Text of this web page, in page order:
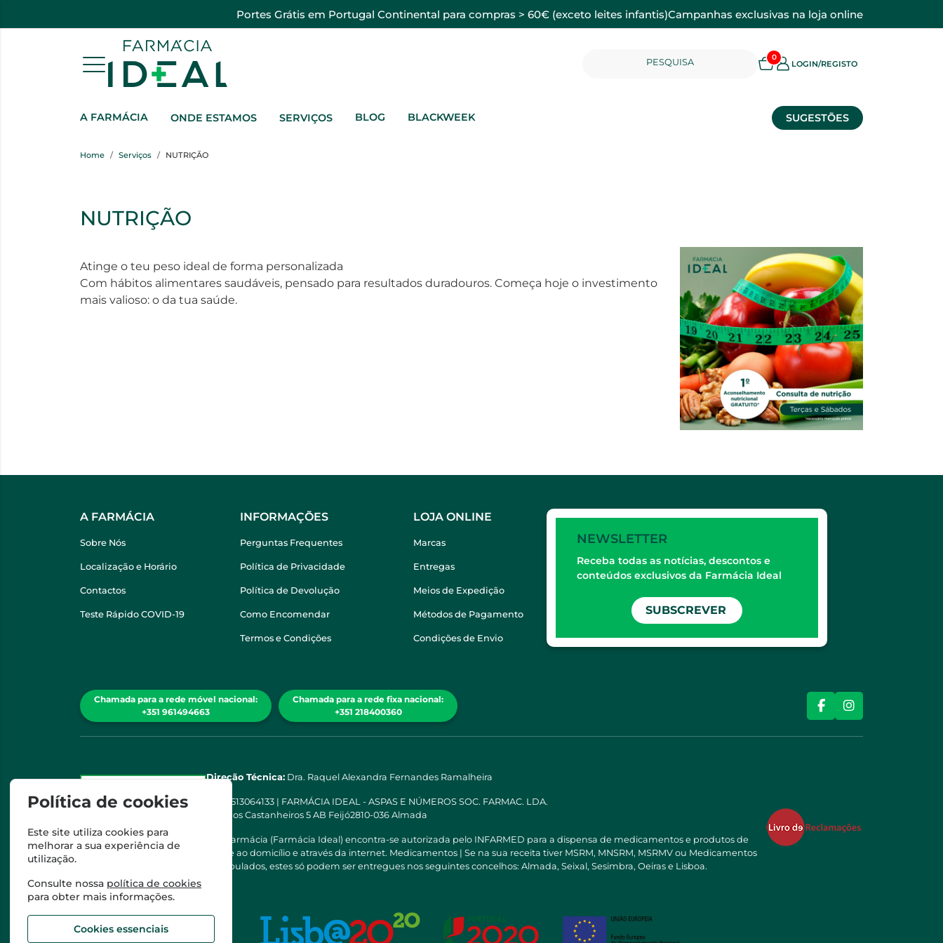
Portes Grátis em Portugal Continental para compras > 60€ (exceto leites infantis)Campanhas exclusivas na loja online
PESQUISA 0
LOGIN/REGISTO
A FARMÁCIA ONDE ESTAMOS SERVIÇOS BLOG BLACKWEEK SUGESTÕES
Home Serviços NUTRIÇÃO
NUTRIÇÃO
Atinge o teu peso ideal de forma personalizada
Com hábitos alimentares saudáveis, pensado para resultados duradouros. Começa hoje o investimento
mais valioso: o da tua saúde.
A FARMÁCIA
Sobre Nós
Localização e Horário
Contactos
Teste Rápido COVID-19
INFORMAÇÕES
Perguntas Frequentes
Política de Privacidade
Política de Devolução
Como Encomendar
Termos e Condições
LOJA ONLINE
Marcas
Entregas
Meios de Expedição
Métodos de Pagamento
Condições de Envio
NEWSLETTER
Receba todas as notícias, descontos e
conteúdos exclusivos da Farmácia Ideal
SUBSCREVER
Chamada para a rede móvel nacional:
+351 961494663
Chamada para a rede fixa nacional:
+351 218400360
Direção Técnica: Dra. Raquel Alexandra Fernandes Ramalheira
513064133 | FARMÁCIA IDEAL - ASPAS E NÚMEROS SOC. FARMAC. LDA.
Rua dos Castanheiros 5 AB Feijó2810-036 Almada
Esta farmácia (Farmácia Ideal) encontra-se autorizada pelo INFARMED para a dispensa de medicamentos e produtos de
saúde ao domicílio e através da internet. Medicamentos | Se na sua receita tiver MSRM, MNSRM, MSRMV ou Medicamentos
Manipulados, estes só podem ser entregues nos seguintes concelhos: Almada, Seixal, Sesimbra, Oeiras e Lisboa.
Política de cookies
Este site utiliza cookies para
melhorar a sua experiência de
utilização.
Consulte nossa política de cookies
para obter mais informações.
Cookies essenciais